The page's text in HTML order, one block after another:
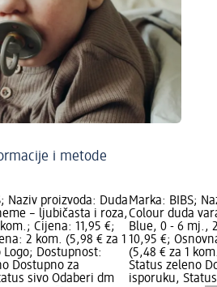
i metode
Naziv proizvoda: Duda
– ljubičasta i roza,
Cijena: 11,95 €;
2 kom. (5,98 € za 1
Logo; Dostupnost:
Dostupno za
sivo Odaberi dm
Marka: BIBS;
Colour duda
Blue, 0 - 6 mj.,
10,95 €;
(5,48 € za 1
Status zeleno
isporuku,